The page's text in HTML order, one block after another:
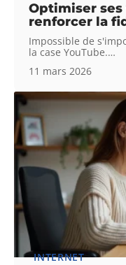
Optimiser
renforcer la
Impossible de
la case YouTube.…
11 mars 2026
INTERNET